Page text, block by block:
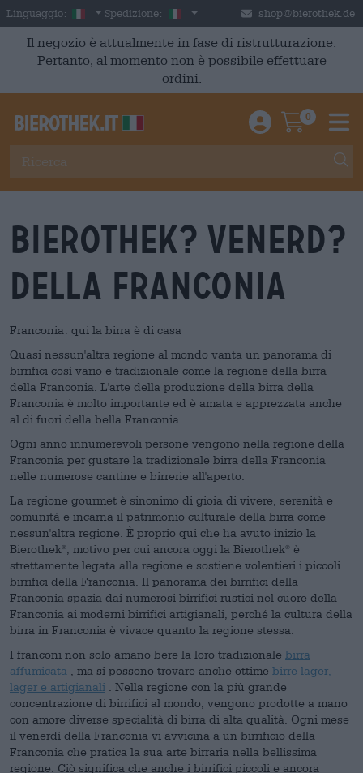
Skip to main content
Linguaggio: Italian
Spedizione: Italia shop@bierothek.de
Il negozio è attualmente in fase di ristrutturazione.
Pertanto, al momento non è possibile effettuare
ordini.
Einloggen /
0
Bierothek? Venerd?
della Franconia
Franconia: qui la birra è di casa
Quasi nessun'altra regione al mondo vanta un panorama di
birrifici così vario e tradizionale come la regione della birra
della Franconia. L'arte della produzione della birra della
Franconia è molto importante ed è amata e apprezzata anche
al di fuori della bella Franconia.
Ogni anno innumerevoli persone vengono nella regione della
Franconia per gustare la tradizionale birra della Franconia
nelle numerose cantine e birrerie all'aperto.
La regione gourmet è sinonimo di gioia di vivere, serenità e
comunità e incarna il patrimonio culturale della birra come
nessun'altra regione. È proprio qui che ha avuto inizio la
Bierothek® , motivo per cui ancora oggi la Bierothek®
è
strettamente legata alla regione e sostiene volentieri i piccoli
birrifici della Franconia. Il panorama dei birrifici della
Franconia spazia dai numerosi birrifici rustici nel cuore della
Franconia ai moderni birrifici artigianali, perché la cultura della
birra in Franconia è vivace quanto la regione stessa.
I franconi non solo amano bere la loro tradizionale birra
affumicata
, ma si possono trovare anche ottime birre lager,
lager e artigianali . Nella regione con la più grande
concentrazione di birrifici al mondo, vengono prodotte a mano
con amore diverse specialità di birra di alta qualità. Ogni mese
il venerdì della Franconia vi avvicina a un birrificio della
Franconia che pratica la sua arte birraria nella bellissima
regione. Ciò significa che anche i birrifici piccoli e ancora